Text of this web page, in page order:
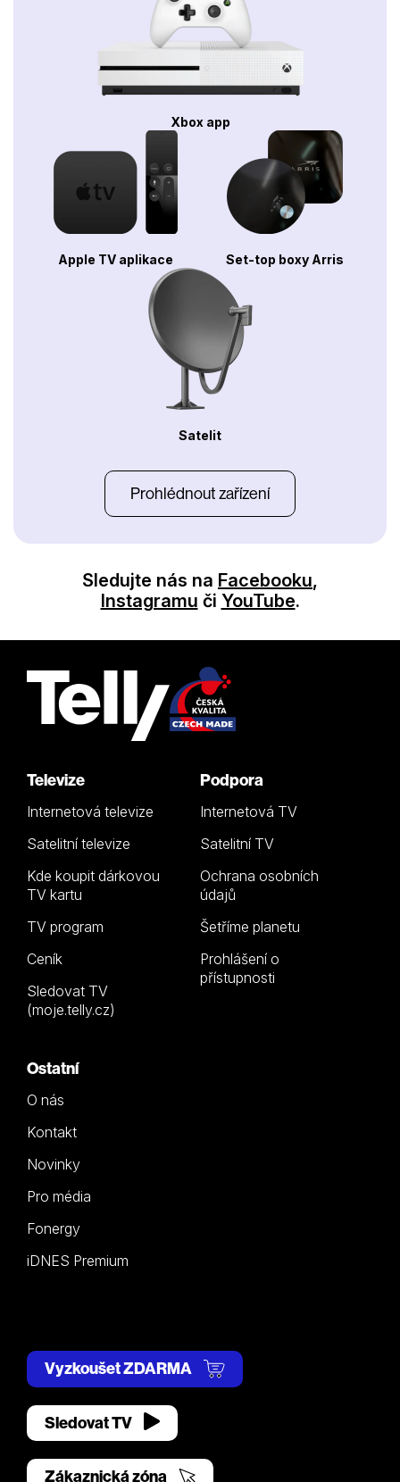
Xbox app
Apple TV aplikace Set-top boxy Arris
Satelit
Prohlédnout zařízení
Sledujte nás na Facebooku,
Instagramu či YouTube.
Televize
Internetová televize
Satelitní televize
Kde koupit dárkovou
TV kartu
TV program
Ceník
Sledovat TV
(moje.telly.cz)
Podpora
Internetová TV
Satelitní TV
Ochrana osobních
údajů
Šetříme planetu
Prohlášení o
přístupnosti
Ostatní
O nás
Kontakt
Novinky
Pro média
Fonergy
iDNES Premium
Vyzkoušet ZDARMA
Sledovat TV
Zákaznická zóna